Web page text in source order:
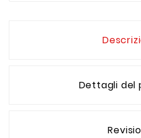
Dettagli del